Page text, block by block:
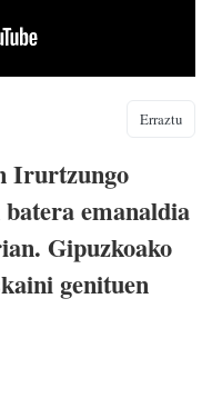
Erraztu
Irurtzungo
emanaldia
Gipuzkoako
genituen